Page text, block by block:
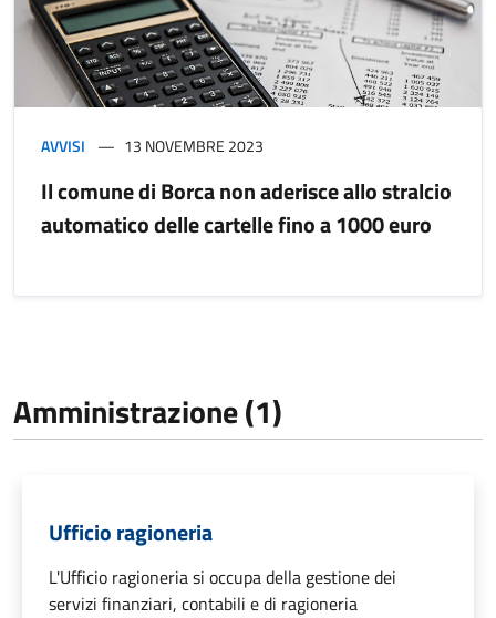
AVVISI 13 NOVEMBRE 2023
Il comune di Borca non aderisce allo stralcio
automatico delle cartelle fino a 1000 euro
Amministrazione (1)
Ufficio ragioneria
L'Ufficio ragioneria si occupa della gestione dei
servizi finanziari, contabili e di ragioneria